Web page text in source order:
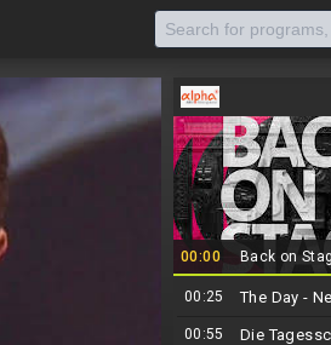
00:00 Back on
00:25 The Day -
00:55 Die